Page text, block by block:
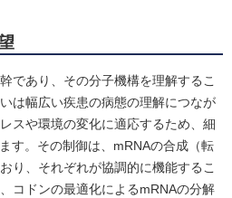
であり、その分子機構を理解するこ
は幅広い疾患の病態の理解につなが
スや環境の変化に適応するため、細
す。その制御は、mRNAの合成（転
り、それぞれが協調的に機能するこ
コドンの最適化によるmRNAの分解